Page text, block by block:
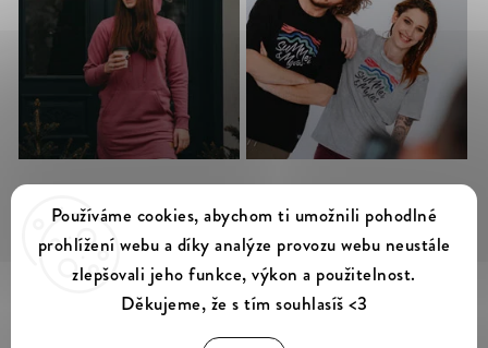
Používáme cookies, abychom ti umožnili pohodlné
prohlížení webu a díky analýze provozu webu neustále
zlepšovali jeho funkce, výkon a použitelnost.
Děkujeme, že s tím souhlasíš <3
Sledovat na Instagramu
. Všechna práva vyhrazena.